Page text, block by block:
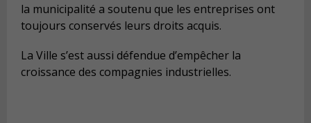
la municipalité a soutenu que les entreprises ont
toujours conservés leurs droits acquis.
La Ville s’est aussi défendue d’empêcher la
croissance des compagnies industrielles.